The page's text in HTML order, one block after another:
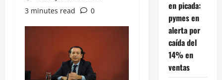
3 minutes read
0
en picada:
pymes en
alerta por
caída del
14% en
ventas